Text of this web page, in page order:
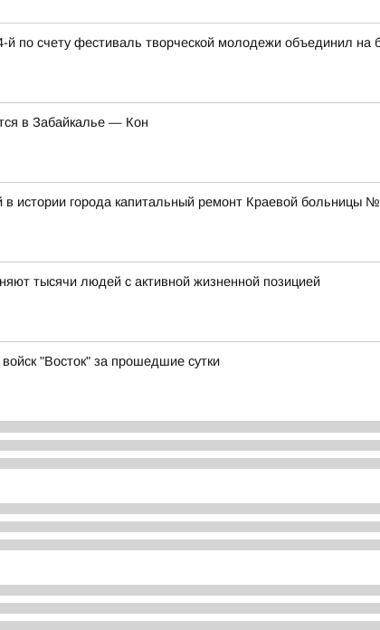
по счету фестиваль творческой молодежи объединил на
в Забайкалье — Кон
истории города капитальный ремонт Краевой больницы
тысячи людей с активной жизненной позицией
"Восток" за прошедшие сутки